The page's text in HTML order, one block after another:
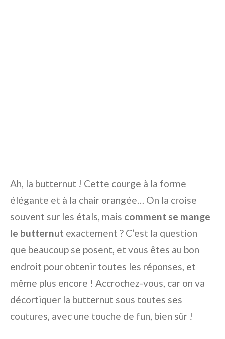
Ah, la butternut ! Cette courge à la forme
élégante et à la chair orangée… On la croise
souvent sur les étals, mais comment se mange
le butternut exactement ? C’est la question
que beaucoup se posent, et vous êtes au bon
endroit pour obtenir toutes les réponses, et
même plus encore ! Accrochez-vous, car on va
décortiquer la butternut sous toutes ses
coutures, avec une touche de fun, bien sûr !